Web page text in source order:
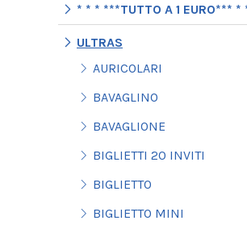
* * * ***TUTTO A 1 EURO*** *
ULTRAS
AURICOLARI
BAVAGLINO
BAVAGLIONE
BIGLIETTI 20 INVITI
BIGLIETTO
BIGLIETTO MINI